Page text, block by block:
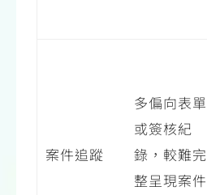
案件追蹤
多偏向表單
或簽核紀
錄，較難完
整呈現案件